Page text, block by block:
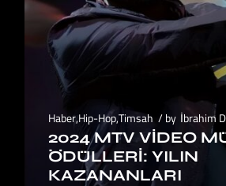
Haber,Hip-Hop,Timsah by İbrahim
2024 MTV VİDEO
ÖDÜLLERİ: YILIN
KAZANANLARI